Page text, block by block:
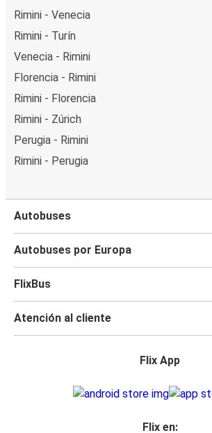
Rimini - Venecia
Rimini - Turín
Venecia - Rimini
Florencia - Rimini
Rimini - Florencia
Rimini - Zúrich
Perugia - Rimini
Rimini - Perugia
Autobuses
Autobuses por Europa
FlixBus
Atención al cliente
Flix App
Flix en: